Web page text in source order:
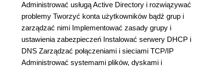
Administrować usługą Active Directory i rozwiązywać
problemy Tworzyć konta użytkowników bądź grup i
zarządzać nimi Implementować zasady grupy i
ustawienia zabezpieczeń Instalować serwery DHCP i
DNS Zarządzać połączeniami i sieciami TCP/IP
Administrować systemami plików, dyskami i